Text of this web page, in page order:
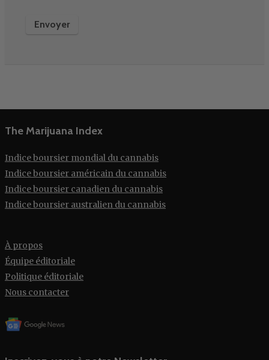
The Marijuana Index
Indice boursier mondial du cannabis
Indice boursier américain du cannabis
Indice boursier canadien du cannabis
Indice boursier australien du cannabis
À propos
Équipe éditoriale
Politique éditoriale
Nous contacter